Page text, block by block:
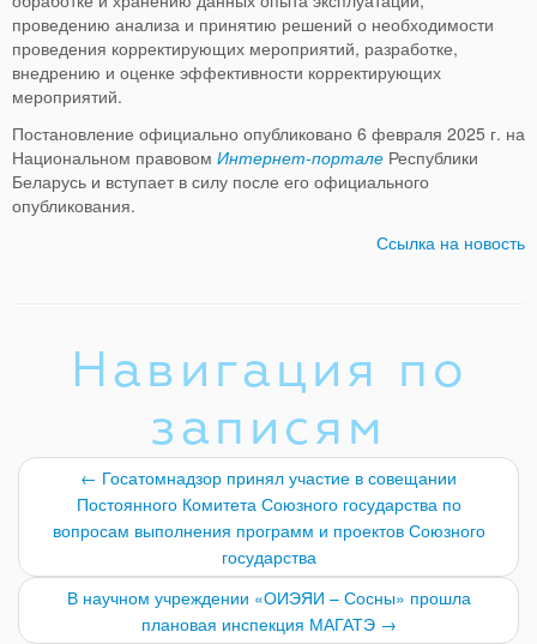
проведению анализа и принятию решений о необходимости
проведения корректирующих мероприятий, разработке,
внедрению и оценке эффективности корректирующих
мероприятий.
Постановление официально опубликовано 6 февраля 2025 г. на
Национальном правовом Интернет-портале Республики
Беларусь и вступает в силу после его официального
опубликования.
Ссылка на новость
Навигация по
записям
← Госатомнадзор принял участие в совещании
Постоянного Комитета Союзного государства по
вопросам выполнения программ и проектов Союзного
государства
В научном учреждении «ОИЭЯИ – Сосны» прошла
плановая инспекция МАГАТЭ →